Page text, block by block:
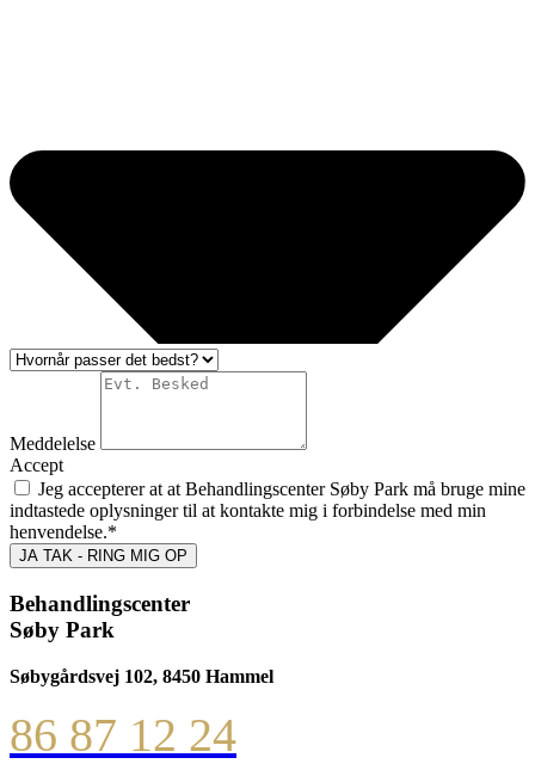
Meddelelse
Accept
Jeg accepterer at at Behandlingscenter Søby Park må bruge mine
indtastede oplysninger til at kontakte mig i forbindelse med min
henvendelse.*
JA TAK - RING MIG OP
Behandlingscenter
Søby Park
Søbygårdsvej 102, 8450 Hammel
86 87 12 24